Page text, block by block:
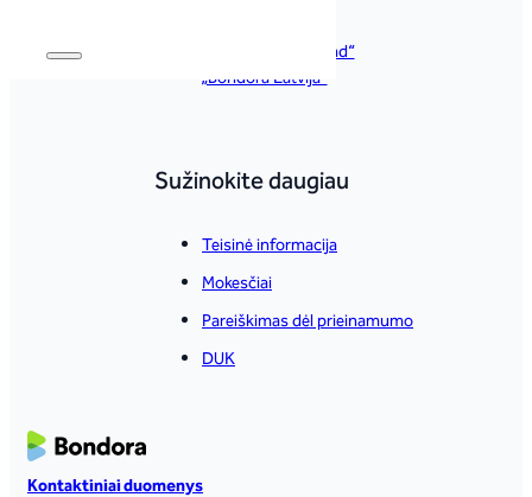
„Bondora Nederland“
„Bondora Latvija“
Sužinokite daugiau
Teisinė informacija
Mokesčiai
Pareiškimas dėl prieinamumo
DUK
Kontaktiniai duomenys